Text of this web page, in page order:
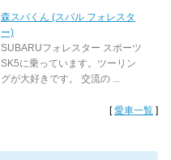
森スバくん (スバル フォレスタ
ー)
SUBARUフォレスター スポーツ
SK5に乗っています。ツーリン
グが大好きです。 交流の ...
[愛車一覧 ]